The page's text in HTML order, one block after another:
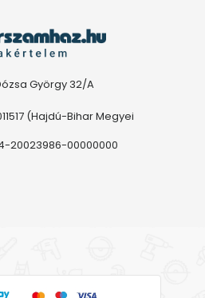
György 32/A
(Hajdú-Bihar Megyei
20023986-00000000